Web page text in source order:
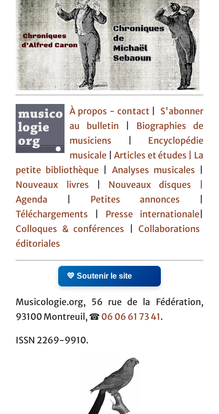
À propos - contact
S'abonner
au bulletin
Biographies de
musiciens
Encyclopédie
musicale |Articles et études | La
petite bibliothèque
Analyses musicales
Nouveaux livres
Nouveaux disques |
Agenda
Petites annonces
Téléchargements
Presse internationale|
Colloques & conférences
Collaborations
éditoriales
💛 Soutenir le site
Musicologie.org, 56 rue de la Fédération,
93100 Montreuil, ☎ 06 06 61 73 41.
ISSN 2269-9910.